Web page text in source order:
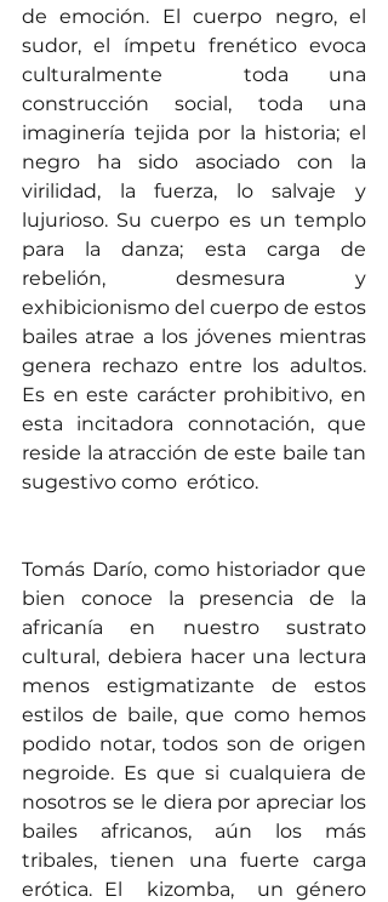
de emoción. El cuerpo negro, el
sudor, el ímpetu frenético evoca
culturalmente  toda una
construcción social, toda una
imaginería tejida por la historia; el
negro ha sido asociado con la
virilidad, la fuerza, lo salvaje y
lujurioso. Su cuerpo es un templo
para la danza; esta carga de
rebelión, desmesura y
exhibicionismo del cuerpo de estos
bailes atrae a los jóvenes mientras
genera rechazo entre los adultos.
Es en este carácter prohibitivo, en
esta incitadora connotación, que
reside la atracción de este baile tan
sugestivo como  erótico.
Tomás Darío, como historiador que
bien conoce la presencia de la
africanía en nuestro sustrato
cultural, debiera hacer una lectura
menos estigmatizante de estos
estilos de baile, que como hemos
podido notar, todos son de origen
negroide. Es que si cualquiera de
nosotros se le diera por apreciar los
bailes africanos, aún los más
tribales, tienen una fuerte carga
erótica. El  kizomba,  un género